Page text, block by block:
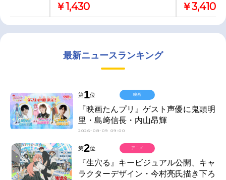
￥1,430 ￥3,410
最新ニュースランキング
第1位
『映画たんプリ』ゲスト声優に鬼頭明
里・島﨑信長・内山昂輝
2026-08-09 09:00
映画
第2位
『生穴る』キービジュアル公開、キャ
ラクターデザイン・今村亮氏描き下ろ
アニメ